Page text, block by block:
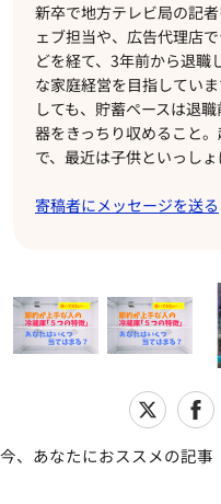
新卒で地方テレビ局の記
ェブ担当や、広告代理店
どを経て、3年前から退職
な家庭経営を目指してい
しても、貯蓄ペースは退
器をきっちり収めること
で、最近は子供といっしょ
寄稿者にメッセージを送る
今、あなたにおススメの記事